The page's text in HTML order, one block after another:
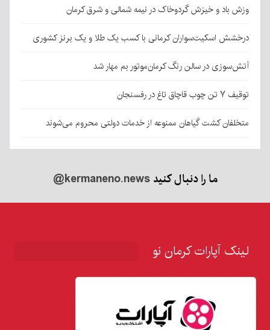
وزش باد و خیزش گردوخاک در نیمه شمالی و شرق کرمان
درخشش اسکیت‌سواران کرمانی با کسب یک طلا و یک برنز کشوری
آتش‌سوزی در سالن رنگ کرمان‌موتور بم مهار شد
توقیف ۷ تن چوب قاچاق تاغ در رفسنجان
متخلفان کشت گیاهان ممنوعه از خدمات دولتی محروم می‌شوند
ما را دنبال کنید@kermaneno.news
لینک آپارات کرمان نو